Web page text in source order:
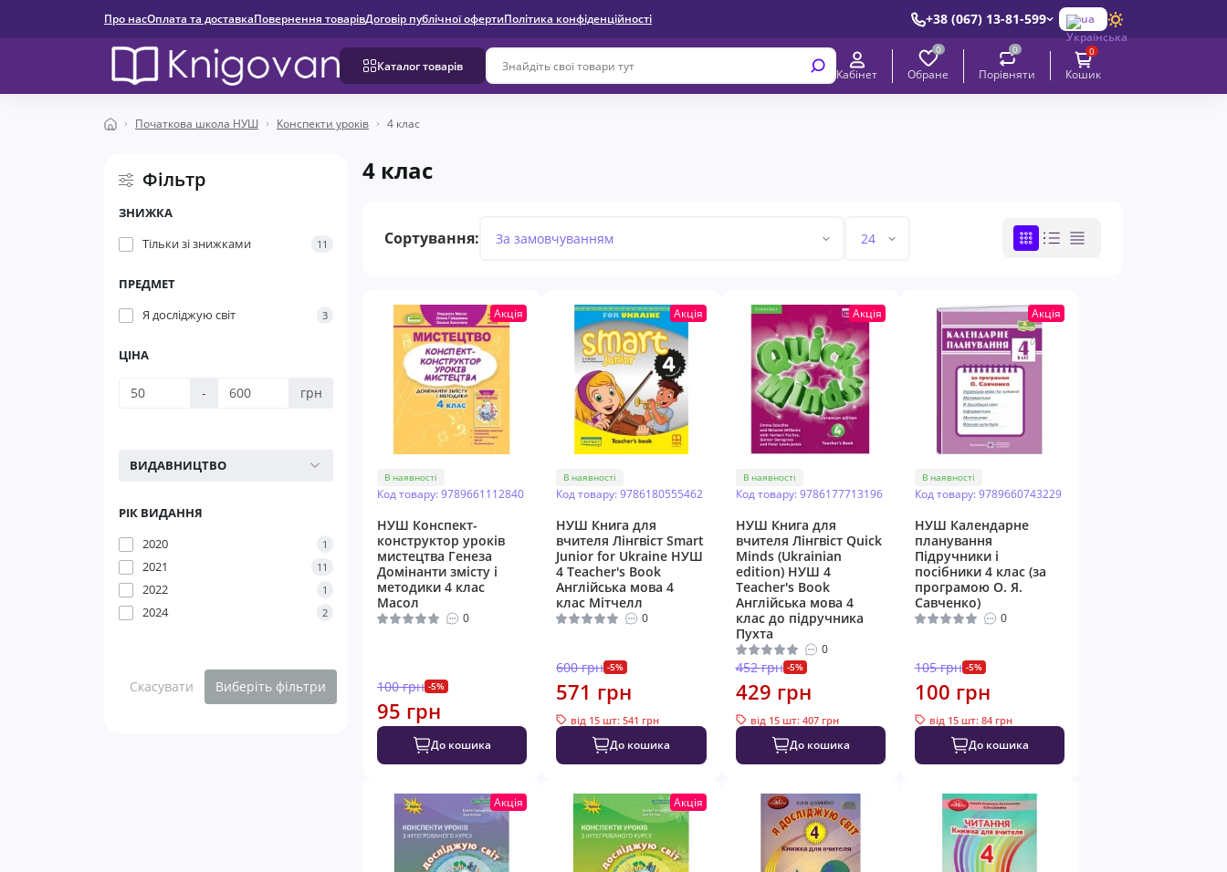
Про насОплата та доставкаПовернення товарівДоговір публічної офертиПолітика конфіденційності +38 (067) 13-81-599 ua
Каталог товарів
Кабінет
0
Обране
0
Порівняти
0
Кошик
Початкова школа НУШ Конспекти уроків 4 клас
Фільтр
ЗНИЖКА
Тільки зі знижками
11
ПРЕДМЕТ
Я досліджую світ
3
ЦІНА
- грн
ВИДАВНИЦТВО
РІК ВИДАННЯ
2020
1
2021 11
2022 1
2024 2
Скасувати Виберіть фільтри
4 клас
Сортування:
Акція
В наявності
Код товару: 9789661112840
НУШ Конспект-
конструктор уроків
мистецтва Генеза
Домінанти змісту і
методики 4 клас
Масол
0
100 грн -5%
95 грн
До кошика
Акція
В наявності
Код товару: 9786180555462
НУШ Книга для
вчителя Лінгвіст Smart
Junior for Ukraine НУШ
4 Teacher's Book
Англійська мова 4
клас Мітчелл
0
600 грн -5%
571 грн
від 15 шт: 541 грн
До кошика
Акція
В наявності
Код товару: 9786177713196
НУШ Книга для
вчителя Лінгвіст Quick
Minds (Ukrainian
edition) НУШ 4
Teacher's Book
Англійська мова 4
клас до підручника
Пухта
0
452 грн -5%
429 грн
від 15 шт: 407 грн
До кошика
Акція
В наявності
Код товару: 9789660743229
НУШ Календарне
планування
Пiдручники i
посiбники 4 клас (за
програмою О. Я.
Савченко)
0
105 грн -5%
100 грн
від 15 шт: 84 грн
До кошика
Акція Акція